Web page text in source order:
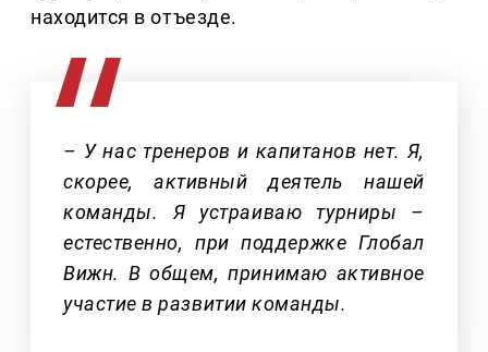
находится в отъезде.
– У нас тренеров и капитанов нет. Я,
скорее, активный деятель нашей
команды. Я устраиваю турниры –
естественно, при поддержке Глобал
Вижн. В общем, принимаю активное
участие в развитии команды.